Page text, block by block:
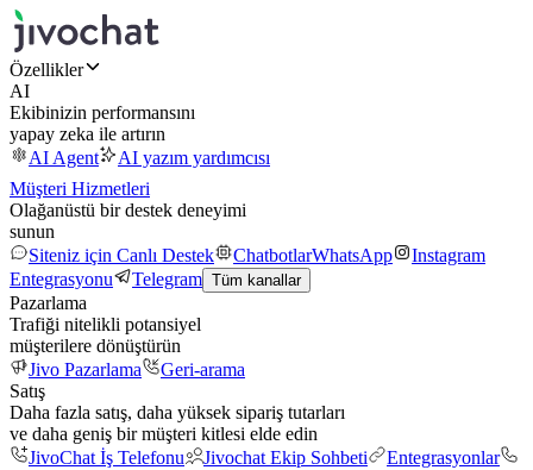
Özellikler
AI
Ekibinizin performansını
yapay zeka ile artırın
AI Agent
AI yazım yardımcısı
Müşteri Hizmetleri
Olağanüstü bir destek deneyimi
sunun
Siteniz için Canlı Destek
ChatbotlarWhatsApp
Instagram
Entegrasyonu
Telegram Tüm kanallar
Pazarlama
Trafiği nitelikli potansiyel
müşterilere dönüştürün
Jivo Pazarlama
Geri-arama
Satış
Daha fazla satış, daha yüksek sipariş tutarları
ve daha geniş bir müşteri kitlesi elde edin
JivoChat İş Telefonu
Jivochat Ekip Sohbeti
Entegrasyonlar